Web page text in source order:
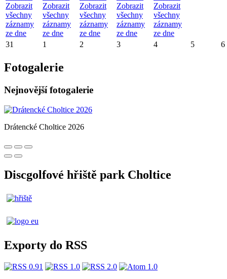
Zobrazit
všechny
záznamy
ze dne
Zobrazit
všechny
záznamy
ze dne
Zobrazit
všechny
záznamy
ze dne
Zobrazit
všechny
záznamy
ze dne
Zobrazit
všechny
záznamy
ze dne
31 1 2 3 4 5 6
Fotogalerie
Nejnovější fotogalerie
Drátencké Choltice 2026
Discgolfové hřiště park Choltice
Exporty do RSS